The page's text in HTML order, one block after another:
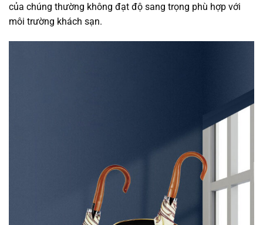
của chúng thường không đạt độ sang trọng phù hợp với
môi trường khách sạn.